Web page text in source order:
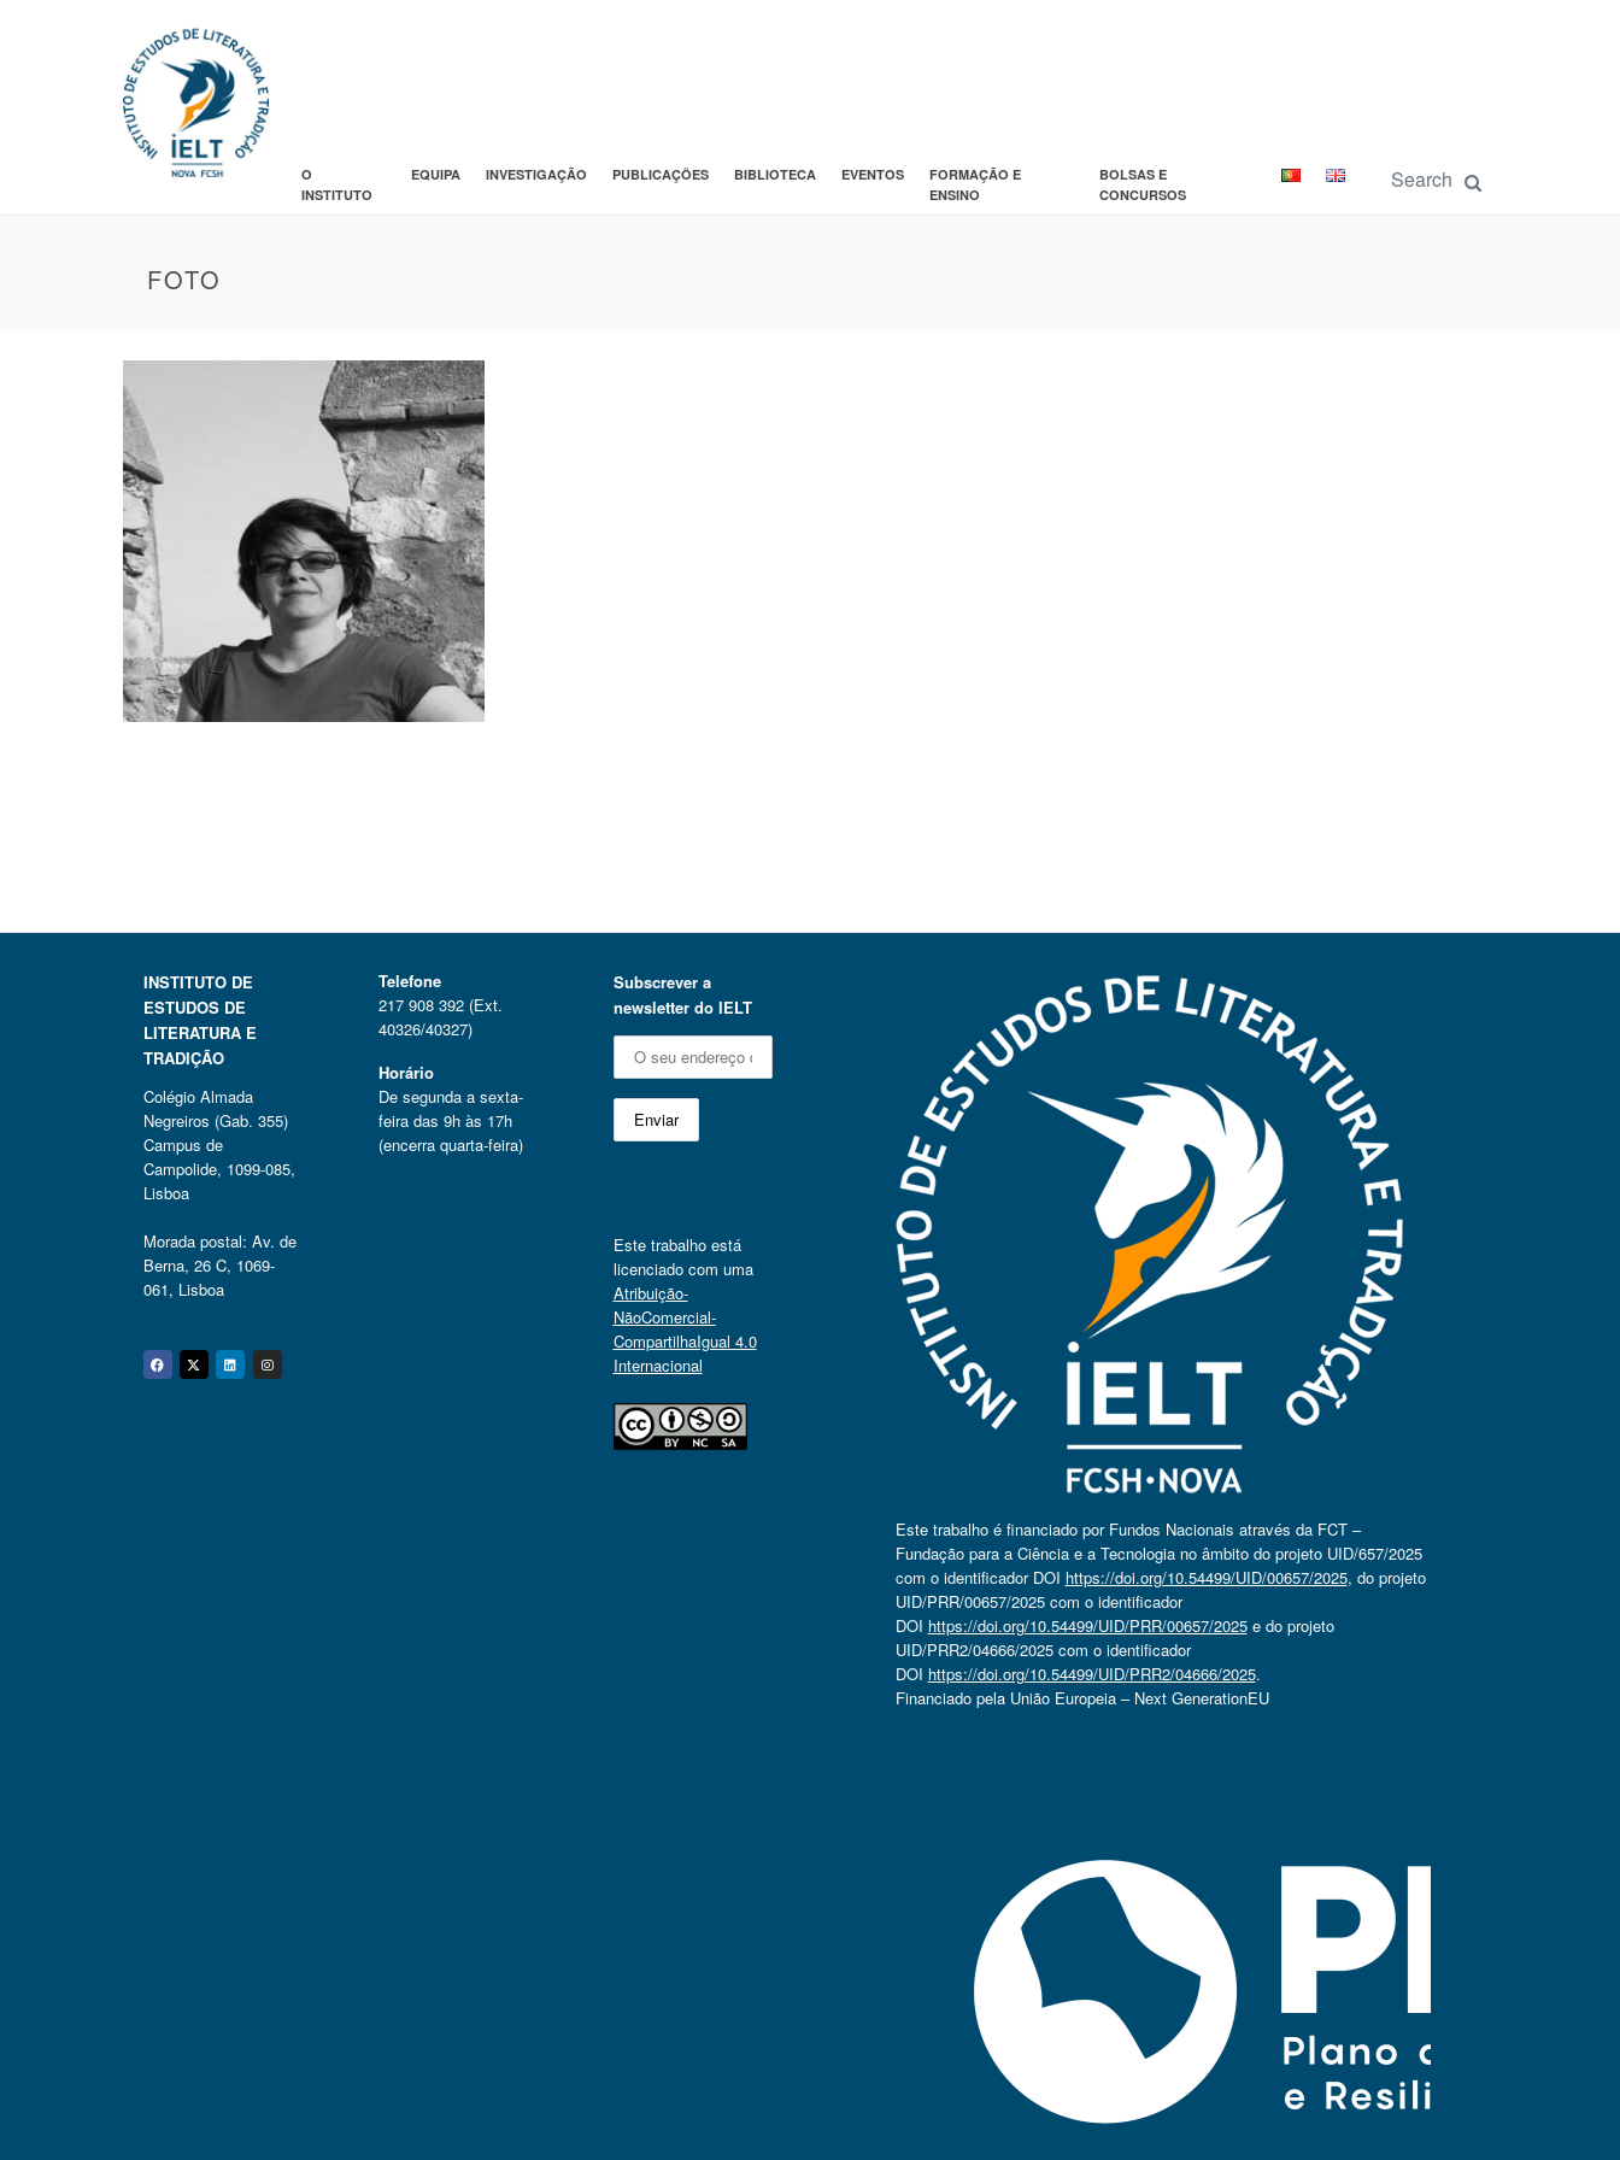
O
INSTITUTO
EQUIPA INVESTIGAÇÃO PUBLICAÇÕES BIBLIOTECA EVENTOS
FORMAÇÃO E
ENSINO
BOLSAS E
CONCURSOS
FOTO
INSTITUTO DE
ESTUDOS DE
LITERATURA E
TRADIÇÃO
Colégio Almada
Negreiros (Gab. 355)
Campus de
Campolide, 1099-085,
Lisboa
Morada postal: Av. de
Berna, 26 C, 1069-
061, Lisboa
Facebook
Twitter
Linkedin
Instagram
Telefone
217 908 392 (Ext.
40326/40327)
Horário
De segunda a sexta-
feira das 9h às 17h
(encerra quarta-feira)
Subscrever a
newsletter do IELT
Este trabalho está
licenciado com uma
Atribuição-
NãoComercial-
CompartilhaIgual 4.0
Internacional
Este trabalho é financiado por Fundos Nacionais através da FCT –
Fundação para a Ciência e a Tecnologia no âmbito do projeto UID/657/2025
com o identificador DOI https://doi.org/10.54499/UID/00657/2025, do projeto
UID/PRR/00657/2025 com o identificador
DOI https://doi.org/10.54499/UID/PRR/00657/2025e do projeto
UID/PRR2/04666/2025 com o identificador
DOI https://doi.org/10.54499/UID/PRR2/04666/2025.
Financiado pela União Europeia – Next GenerationEU